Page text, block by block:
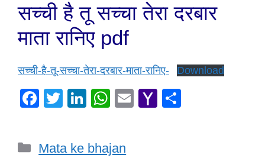
सच्ची है तू सच्चा तेरा दरबार
माता रानिए pdf
सच्ची-है-तू-सच्चा-तेरा-दरबार-माता-रानिए- Download
F
T
Li
W E
Y
Categories
Mata ke bhajan